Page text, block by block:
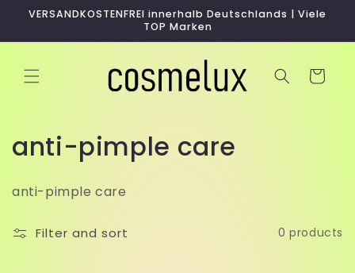
Skip to
VERSANDKOSTENFREI innerhalb Deutschlands | Viele
TOP Marken
Cart
C
l
anti-pimple care
anti-pimple care
Filter and sort 0 products